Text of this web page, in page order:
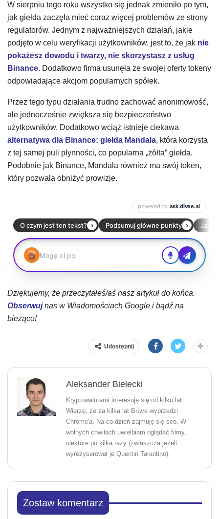
W sierpniu tego roku wszystko się jednak zmieniło po tym,
jak giełda zaczęła mieć coraz więcej problemów ze strony
regulatorów. Jednym z najważniejszych działań, jakie
podjęto w celu weryfikacji użytkowników, jest to, że jak nie
pokażesz dowodu i twarzy, nie skorzystasz z usług
Binance. Dodatkowo firma usunęła ze swojej oferty tokeny
odpowiadające akcjom popularnych spółek.
Przez tego typu działania trudno zachować anonimowość,
ale jednocześnie zwiększa się bezpieczeństwo
użytkowników. Dodatkowo wciąż istnieje ciekawa
alternatywa dla Binance: giełda Mandala, która korzysta
z tej samej puli płynności, co popularna „żółta” giełda.
Podobnie jak Binance, Mandala również ma swój token,
który pozwala obniżyć prowizje.
Dziękujemy, że przeczytałeś/aś nasz artykuł do końca.
Obserwujnas w Wiadomościach Google i bądź na
bieżąco!
Udostępnij
Aleksander Bielecki
Kryptowalutami interesuję się od kilku lat.
Wierzę, że za kilka lat Brave wyprzedzi
Chrome'a. Na co dzień zajmuję się seo. W
wolnych chwilach uwielbiam oglądać filmy,
niektóre po kilka razy (zwłaszcza jeżeli
wyreżyserował je Quentin Tarantino).
Zostaw komentarz